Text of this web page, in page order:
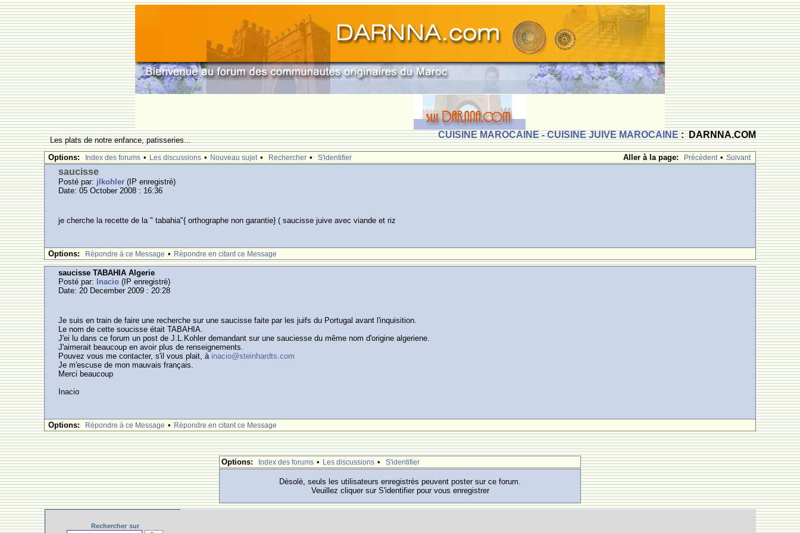
CUISINE MAROCAINE - CUISINE JUIVE MAROCAINE: DARNNA.COM
Les plats de notre enfance, patisseries...
Aller à la page:
Prècèdent • Suivant
Options: Index des forums • Les discussions • Nouveau sujet • Rechercher • S'identifier
saucisse
Posté par: jlkohler (IP enregistrè)
Date: 05 October 2008 : 16:36
je cherche la recette de la " tabahia"{ orthographe non garantie} ( saucisse juive avec viande et riz
Options: Rèpondre à ce Message • Rèpondre en citant ce Message
saucisse TABAHIA Algerie
Posté par:
Inacio (IP enregistrè)
Date: 20 December 2009 : 20:28
Je suis en train de faire une recherche sur une saucisse faite par les juifs du Portugal avant l'inquisition.
Le nom de cette soucisse était TABAHIA.
J'ei lu dans ce forum un post de J.L.Kohler demandant sur une sauciesse du même nom d'origine algeriene.
J'aimerait beaucoup en avoir plus de renseignements.
Pouvez vous me contacter, s'il vous plait, à inacio@steinhardts.com
Je m'escuse de mon mauvais français.
Merci beaucoup
Inacio
Options: Rèpondre à ce Message • Rèpondre en citant ce Message
Options: Index des forums • Les discussions • S'identifier
Dèsolè, seuls les utilisateurs enregistrès peuvent poster sur ce forum.
Veuillez cliquer sur S'identifier pour vous enregistrer
Rechercher sur